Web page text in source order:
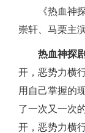
《热血神
崇轩、马栗主
热血神探
开，恶势力横
用自己掌握的
了一次又一次
开，恶势力横